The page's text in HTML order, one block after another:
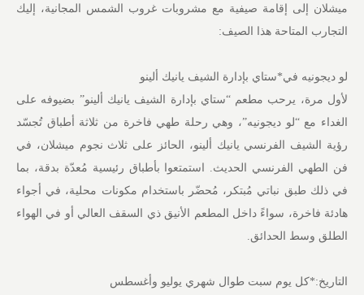
ميشلان إلى إقامة صيفية مع مشروبات غروب الشمس المجانية، إليك
التجارب المتاحة هذا الصيف:
لو ديجونيه في*ستاي بإدارة الشيف يانيك ألينو
لأول مرة، يرحب مطعم “ستاي بإدارة الشيف يانيك ألينو” بضيوفه على
الغداء مع “لو ديجونيه”، وهي رحلة طهي فاخرة من ثلاثة أطباق تُجسّد
رؤية الشيف الفرنسي يانيك ألينو، الحائز على ثلاث نجوم ميشلان، في
فن الطهي الفرنسي الحديث. استمتعوا بأطباق رئيسية مُعدّة بدقة، بما
في ذلك طبق نباتي مُبتكر، مُحضّر باستخدام مكونات محلية، في أجواء
هادئة فاخرة، سواءً داخل المطعم الأنيق ذي السقف العالي أو في الهواء
الطلق وسط الحدائق.
التاريخ:*كل يوم سبت طوال شهري يوليو وأغسطس